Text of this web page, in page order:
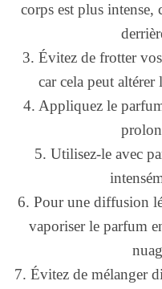
corps est plus intense,
3. Évitez de frotter
car cela peut
4. Appliquez le
5. Utilisez-le avec
6. Pour une diffusion
vaporiser le parfum
7. Évitez de mélanger